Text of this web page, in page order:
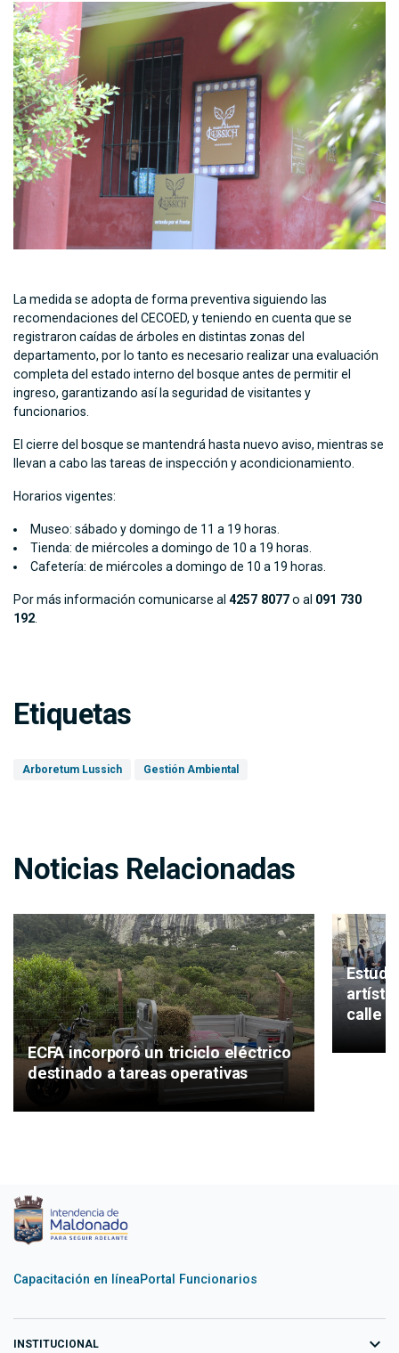
La medida se adopta de forma preventiva siguiendo las
recomendaciones del CECOED, y teniendo en cuenta que se
registraron caídas de árboles en distintas zonas del
departamento, por lo tanto es necesario realizar una evaluación
completa del estado interno del bosque antes de permitir el
ingreso, garantizando así la seguridad de visitantes y
funcionarios.
El cierre del bosque se mantendrá hasta nuevo aviso, mientras se
llevan a cabo las tareas de inspección y acondicionamiento.
Horarios vigentes:
Museo: sábado y domingo de 11 a 19 horas.
Tienda: de miércoles a domingo de 10 a 19 horas.
Cafetería: de miércoles a domingo de 10 a 19 horas.
Por más información comunicarse al 4257 8077o al 091 730
192
Etiquetas
Arboretum Lussich Gestión Ambiental
Noticias Relacionadas
ECFA incorporó un triciclo eléctrico
destinado a tareas operativas
calle
Capacitación en líneaPortal Funcionarios
INSTITUCIONAL expand_more